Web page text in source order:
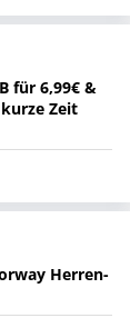
für 6,99€ &
Zeit
Herren-